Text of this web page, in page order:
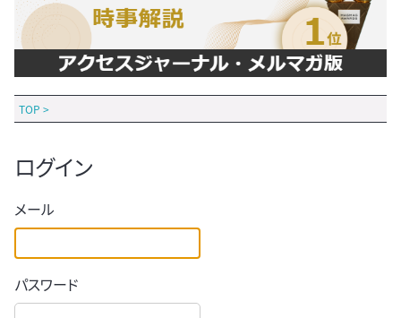
TOP >
ログイン
メール
パスワード